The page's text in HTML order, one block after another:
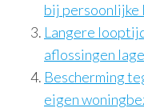
bij persoonlijke
Langere
aflossingen
Bescherming
eigen